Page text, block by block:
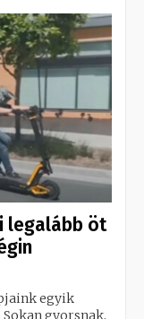
legalább öt
egyik
gyorsnak,